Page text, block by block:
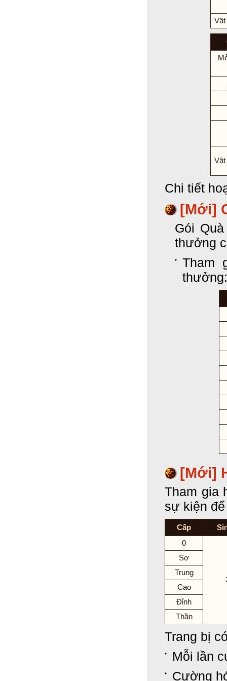
Chi tiết
[Mới]
Gói
thưởng
Tham
[Mới]
Tham gia
sự kiện
Cấp
0
Sơ
Trung
Cao
Đỉnh
Thần
Trang bị
Mỗi lần
Cường